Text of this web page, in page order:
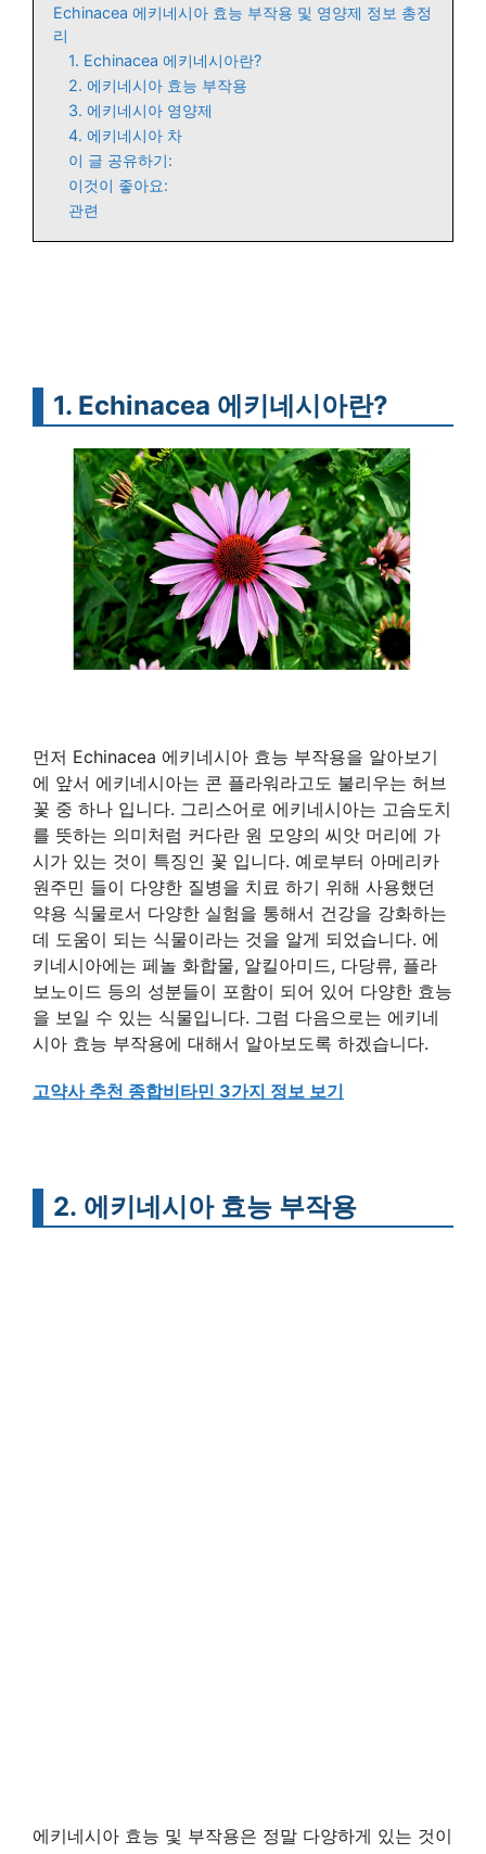
Echinacea 에키네시아 효능 부작용 및 영양제 정보 총정
리
1. Echinacea 에키네시아란?
2. 에키네시아 효능 부작용
3. 에키네시아 영양제
4. 에키네시아 차
이 글 공유하기:
이것이 좋아요:
관련
1. Echinacea 에키네시아란?
먼저 Echinacea 에키네시아 효능 부작용을 알아보기
에 앞서 에키네시아는 콘 플라워라고도 불리우는 허브
꽃 중 하나 입니다. 그리스어로 에키네시아는 고슴도치
를 뜻하는 의미처럼 커다란 원 모양의 씨앗 머리에 가
시가 있는 것이 특징인 꽃 입니다. 예로부터 아메리카
원주민 들이 다양한 질병을 치료 하기 위해 사용했던
약용 식물로서 다양한 실험을 통해서 건강을 강화하는
데 도움이 되는 식물이라는 것을 알게 되었습니다. 에
키네시아에는 페놀 화합물, 알킬아미드, 다당류, 플라
보노이드 등의 성분들이 포함이 되어 있어 다양한 효능
을 보일 수 있는 식물입니다. 그럼 다음으로는 에키네
시아 효능 부작용에 대해서 알아보도록 하겠습니다.
고약사 추천 종합비타민 3가지 정보 보기
2. 에키네시아 효능 부작용
에키네시아 효능 및 부작용은 정말 다양하게 있는 것이